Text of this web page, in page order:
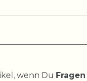
wenn Du Fragen